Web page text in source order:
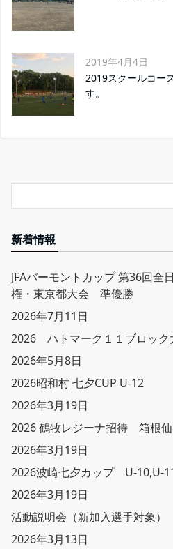
2019年4月4日
2019スクールコー
す。
新着情報
JFAバーモントカップ 第36回全
権・東京都大会 準優勝
2026年7月11日
2026 ハトマーク１１ブロッ
2026年5月8日
2026昭和村 七夕CUP U-12
2026年3月19日
2026 鶴牧レジーナ招待 箱根仙
2026年3月19日
2026波崎七夕カップ U-10,U-
2026年3月19日
活動説明会（新加入選手対象）
2026年3月13日